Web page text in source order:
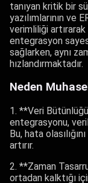
tanıyan kritik bir
yazılımlarının ve
verimliliği
entegrasyon
sağlarken, aynı
hızlandırmaktadır.
Neden
1. **Veri
entegrasyonu,
Bu, hata
artırır.
2. **Zaman
ortadan kalktığı